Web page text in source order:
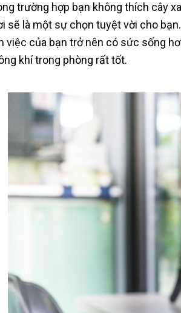
trường hợp bạn không thích cây
sẽ là một sự chọn tuyệt vời cho
việc của bạn trở nên có sức sống
khí trong phòng rất tốt.